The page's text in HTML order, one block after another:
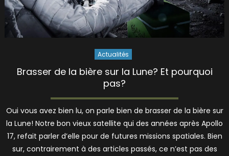
Actualités
Brasser de la bière sur la Lune? Et pourquoi
pas?
Oui vous avez bien lu, on parle bien de brasser de la bière sur
la Lune! Notre bon vieux satellite qui des années après Apollo
17, refait parler d’elle pour de futures missions spatiales. Bien
sur, contrairement à des articles passés, ce n’est pas des